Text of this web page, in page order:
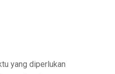
yang diperlukan